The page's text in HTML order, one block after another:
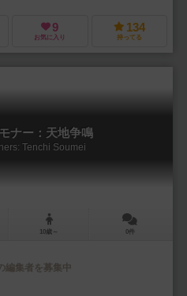
9
お気に入り
134
持ってる
ナー：天地争鳴
Tenchi Soumei
10歳～ 0件
編集者を募集中